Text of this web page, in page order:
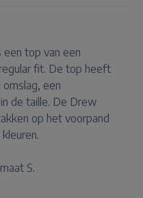
top van een
fit. De top heeft
een
de taille. De Drew
op het voorpand
S.